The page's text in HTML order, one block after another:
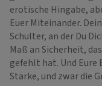
erotische Hingabe,
Euer Miteinander.
Schulter, an der Du
Maß an Sicherheit,
gefehlt hat. Und Eure
Stärke, und zwar die